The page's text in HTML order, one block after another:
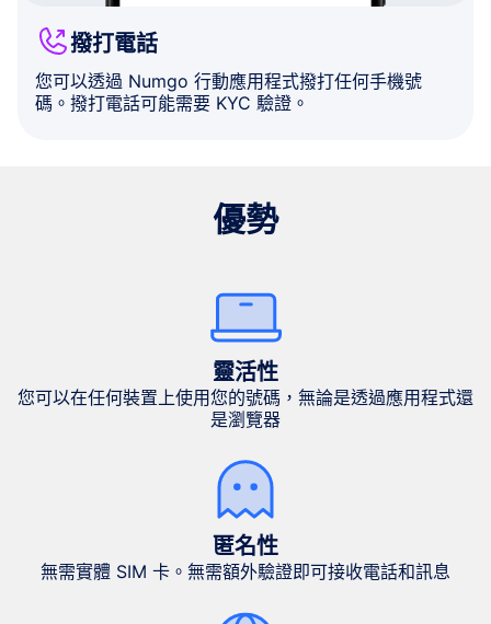
撥打電話
您可以透過 Numgo 行動應用程式撥打任何手機號
碼。撥打電話可能需要 KYC 驗證。
優勢
靈活性
您可以在任何裝置上使用您的號碼，無論是透過應用程式還
是瀏覽器
匿名性
無需實體 SIM 卡。無需額外驗證即可接收電話和訊息